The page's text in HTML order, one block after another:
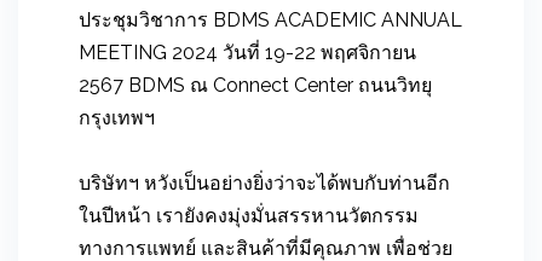
ประชุมวิชาการ BDMS ACADEMIC ANNUAL
MEETING 2024 วันที่ 19-22 พฤศจิกายน
2567 BDMS ณ Connect Center ถนนวิทยุ
กรุงเทพฯ
บริษัทฯ หวังเป็นอย่างยิ่งว่าจะได้พบกับท่านอีก
ในปีหน้า เรายังคงมุ่งมั่นสรรหานวัตกรรม
ทางการแพทย์ และสินค้าที่มีคุณภาพ เพื่อช่วย